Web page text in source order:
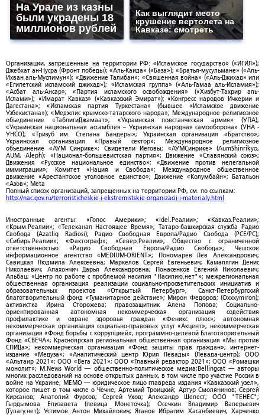
На Урале из казны
были украдены 18
миллионов рублей
Как выглядит место
крушение вертолета на
Кавказе: смотреть
Организации, запрещенные на территории РФ: «Исламское государство» («ИГИЛ»);
Джебхат ан-Нусра (Фронт победы); «Аль-Каида» («База»); «Братья-мусульмане» («Аль-
Ихван аль-Муслимун»); «Движение Талибан»; «Священная война» («Аль-Джихад» или
«Египетский исламский джихад»); «Исламская группа» («Аль-Гамаа аль-Исламия»);
«Асбат аль-Ансар»; «Партия исламского освобождения» («Хизбут-Тахрир аль-
Ислами»); «Имарат Кавказ» («Кавказский Эмират»); «Конгресс народов Ичкерии и
Дагестана»; «Исламская партия Туркестана» (бывшее «Исламское движение
Узбекистана»); «Меджлис крымско-татарского народа»; Международное религиозное
объединение «ТаблигиДжамаат»; «Украинская повстанческая армия» (УПА);
«Украинская национальная ассамблея – Украинская народная самооборона» (УНА -
УНСО); «Тризуб им. Степана Бандеры»; Украинская организация «Братство»;
Украинская организация «Правый сектор»; Международное религиозное
объединение «АУМ Синрике»; Свидетели Иеговы; «АУМСинрике» (AumShinrikyo,
AUM, Aleph); «Национал-большевистская партия»; Движение «Славянский союз»;
Движения «Русское национальное единство»; «Движение против нелегальной
иммиграции»; Комитет «Нация и Свобода»; Международное общественное
движение «Арестантское уголовное единство»; Движение «Колумбайн»; Батальон
«Азов»; Meta
Полный список организаций, запрещенных на территории РФ, см. по ссылкам:
http://nac.gov.ru/terroristicheskie-i-ekstremistskie-organizacii-i-materialy.html
Иностранные агенты: «Голос Америки»; «Idel.Реалии»; «Кавказ.Реалии»;
«Крым.Реалии»; «Телеканал Настоящее Время»; Татаро-башкирская служба Радио
Свобода (Azatliq Radiosi); Радио Свободная Европа/Радио Свобода (PCE/PC);
«Сибирь.Реалии»; «Фактограф»; «Север.Реалии»; Общество с ограниченной
ответственностью «Радио Свободная Европа/Радио Свобода»; Чешское
информационное агентство «MEDIUM-ORIENT»; Пономарев Лев Александрович;
Савицкая Людмила Алексеевна; Маркелов Сергей Евгеньевич; Камалягин Денис
Николаевич; Апахончич Дарья Александровна; Понасенков Евгений Николаевич;
Альбац; «Центр по работе с проблемой насилия "Насилию.нет"»; межрегиональная
общественная организация реализации социально-просветительских инициатив и
образовательных проектов «Открытый Петербург»; Санкт-Петербургский
благотворительный фонд «Гуманитарное действие»; Мирон Федоров; (Oxxxymiron);
активистка Ирина Сторожева; правозащитник Алена Попова; Социально-
ориентированная автономная некоммерческая организация содействия
профилактике и охране здоровья граждан «Феникс плюс»; автономная
некоммерческая организация социально-правовых услуг «Акцент»; некоммерческая
организация «Фонд борьбы с коррупцией»; программно-целевой Благотворительный
Фонд «СВЕЧА»; Красноярская региональная общественная организация «Мы против
СПИДа»; некоммерческая организация «Фонд защиты прав граждан»; интернет-
издание «Медуза»; «Аналитический центр Юрия Левады» (Левада-центр); ООО
«Альтаир 2021»; ООО «Вега 2021»; ООО «Главный редактор 2021»; ООО «Ромашки
монолит»; M.News World — общественно-политическое медиа;Bellingcat — авторы
многих расследований на основе открытых данных, в том числе про участие России в
войне на Украине; МЕМО — юридическое лицо главреда издания «Кавказский узел»,
которое пишет в том числе о Чечне; Артемий Троицкий; Артур Смолянинов; Сергей
Кирсанов; Анатолий Фурсов; Сергей Ухов; Александр Шелест; ООО "ТЕНЕС";
Гырдымова Елизавета (певица Монеточка); Осечкин Владимир Валерьевич
(Гулагу.нет); Устимов Антон Михайлович; Яганов Ибрагим Хасанбиевич; Харченко